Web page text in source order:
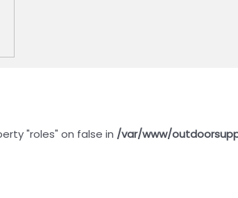
"roles" on false in /var/www/